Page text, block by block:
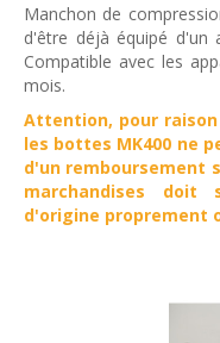
Manchon de
d'être déjà équipé d'un
Compatible avec les
mois.
Attention, pour raison
les bottes MK400 ne
d'un remboursement
marchandises
d'origine proprement